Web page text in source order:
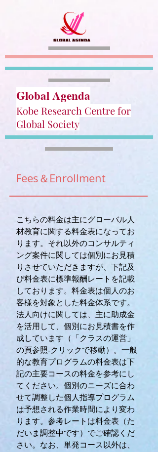
Global Agenda
Kobe Research Centre for
Global Society
Fees＆Enrollment
​​こちらの料金は主にグローバル人
材教育に関する料金表になってお
ります。それ以外のコンサルティ
ング案件に関しては個別にお見積
りさせていただきますが、下記及
び料金表に標準報酬レートを記載
しております。料金表は個人のお
客様を対象とした料金体系です。
法人向けに関しては、主に助成金
を活用して、個別にお見積書を作
成しています （「クラスの運営」
の頁参照-クリックで移動）
。一般
的な教育プログラムの料金表は下
記の主要コースの料金を参考にし
てください。個別のニーズに合わ
せて調整した個人指導プログラム
は予想される作業時間により変わ
ります。参考レートは料金表（た
だいま調整中です）でご確認くだ
さい。なお、単発コース以外は、